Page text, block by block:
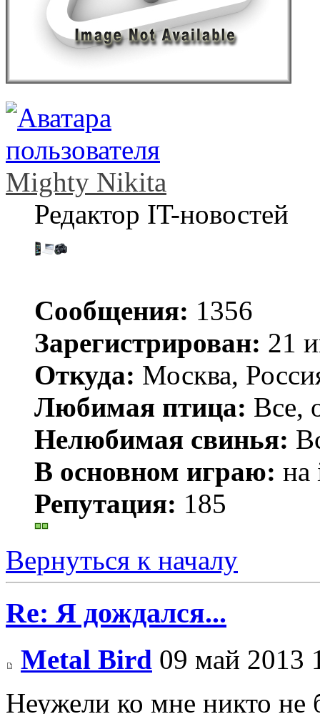
Mighty Nikita
Редактор IT-новостей
Сообщения: 1356
Зарегистрирован: 21
Откуда: Москва,
Любимая птица: Все,
Нелюбимая свинья:
В основном играю: на
Репутация: 185
Вернуться к началу
Re: Я дождался...
Metal Bird 09 май 2013
Неужели ко мне никто не